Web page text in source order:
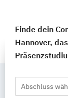
Finde dein
Hannover,
Abschluss